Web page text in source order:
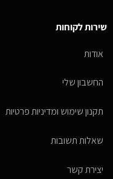
שירות לקוחות
אודות
החשבון שלי
תקנון שימוש ומדיניות פרטיות
שאלות תשובות
יצירת קשר